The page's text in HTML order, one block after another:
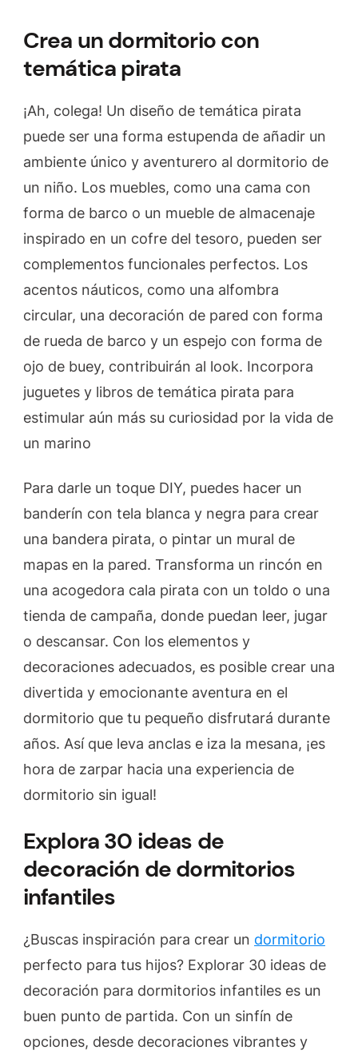
Crea un dormitorio con
temática pirata
¡Ah, colega! Un diseño de temática pirata
puede ser una forma estupenda de añadir un
ambiente único y aventurero al dormitorio de
un niño. Los muebles, como una cama con
forma de barco o un mueble de almacenaje
inspirado en un cofre del tesoro, pueden ser
complementos funcionales perfectos. Los
acentos náuticos, como una alfombra
circular, una decoración de pared con forma
de rueda de barco y un espejo con forma de
ojo de buey, contribuirán al look. Incorpora
juguetes y libros de temática pirata para
estimular aún más su curiosidad por la vida de
un marino
Para darle un toque DIY, puedes hacer un
banderín con tela blanca y negra para crear
una bandera pirata, o pintar un mural de
mapas en la pared. Transforma un rincón en
una acogedora cala pirata con un toldo o una
tienda de campaña, donde puedan leer, jugar
o descansar. Con los elementos y
decoraciones adecuados, es posible crear una
divertida y emocionante aventura en el
dormitorio que tu pequeño disfrutará durante
años. Así que leva anclas e iza la mesana, ¡es
hora de zarpar hacia una experiencia de
dormitorio sin igual!
Explora 30 ideas de
decoración de dormitorios
infantiles
¿Buscas inspiración para crear un dormitorio
perfecto para tus hijos? Explorar 30 ideas de
decoración para dormitorios infantiles es un
buen punto de partida. Con un sinfín de
opciones, desde decoraciones vibrantes y